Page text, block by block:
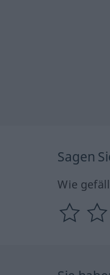
Sagen
Wie